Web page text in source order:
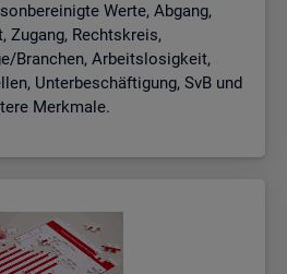
Werte, Abgang,
Zugang, Rechtskreis,
Branchen, Arbeitslosigkeit,
Unterbeschäftigung, SvB und
Merkmale.